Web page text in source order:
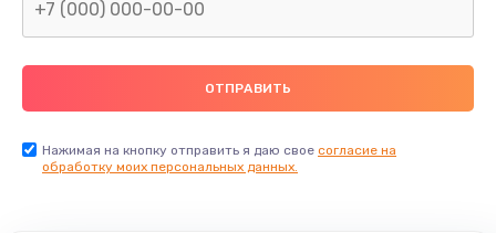
Заказать
Нажимая на кнопку отправить я даю свое согласие на
обработку моих персональных данных.